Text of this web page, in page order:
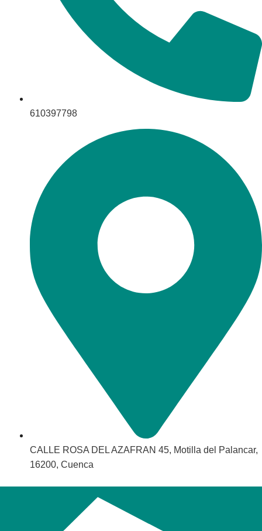
610397798
CALLE ROSA DEL AZAFRAN 45, Motilla del Palancar,
16200, Cuenca